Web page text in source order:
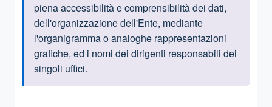
piena accessibilità e comprensibilità dei dati,
dell'organizzazione dell'Ente, mediante
l'organigramma o analoghe rappresentazioni
grafiche, ed i nomi dei dirigenti responsabili dei
singoli uffici.